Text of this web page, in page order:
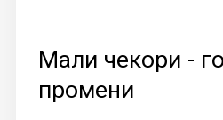
Мали чекори -
промени